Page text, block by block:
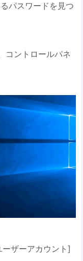
パスワードを見つ
コントロールパネ
ザーアカウント]